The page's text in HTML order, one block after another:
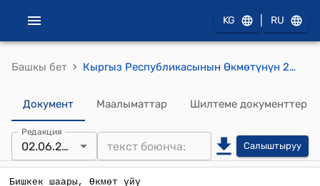
KG RU
Башкы бет › Кыргыз Республикасынын Өкмөтүнүн 2005-жылдын 2-июнундагы № 203 " Курулушу бүтө элек турак жай объекттерин өткөрүп берүү жөнүндө" токтому
Документ Маалыматтар Шилтеме документтер
Редакция
02.06.2005 Салыштыруу